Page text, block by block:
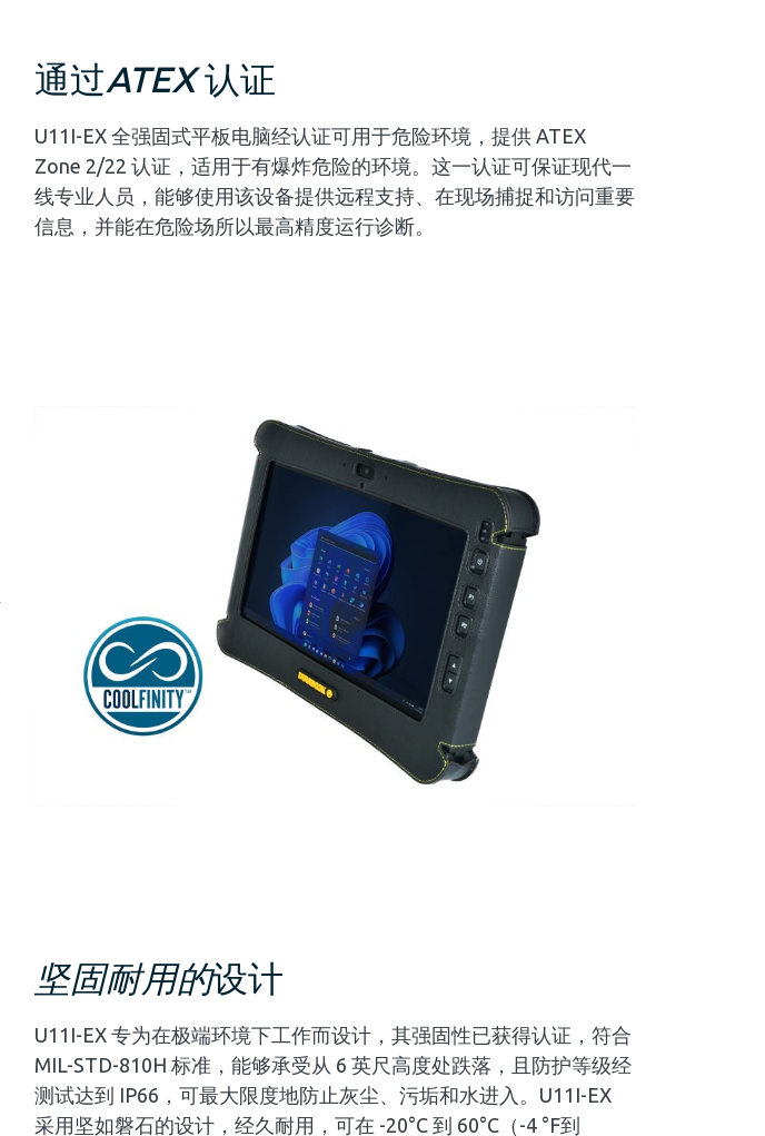
通过ATEX认证
U11I-EX 全强固式平板电脑经认证可用于危险环境，提供 ATEX
Zone 2/22 认证，适用于有爆炸危险的环境。这一认证可保证现代一
线专业人员，能够使用该设备提供远程支持、在现场捕捉和访问重要
信息，并能在危险场所以最高精度运行诊断。
坚固耐用的设计
U11I-EX 专为在极端环境下工作而设计，其强固性已获得认证，符合
MIL-STD-810H 标准，能够承受从 6 英尺高度处跌落，且防护等级经
测试达到 IP66，可最大限度地防止灰尘、污垢和水进入。U11I-EX
采用坚如磐石的设计，经久耐用，可在 -20°C 到 60°C（-4 °F到